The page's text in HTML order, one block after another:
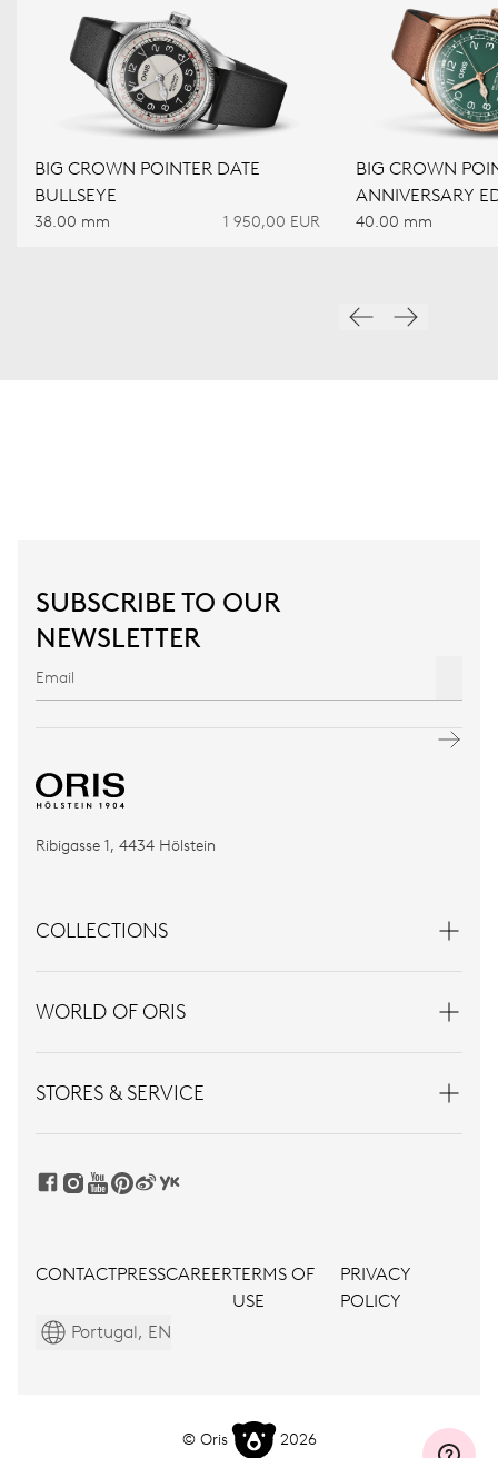
BIG CROWN POINTER DATE
BULLSEYE
38.00 mm 1 950,00 EUR
BIG CROWN
ANNIVERSARY
40.00 mm
SUBSCRIBE TO OUR
NEWSLETTER
Ribigasse 1, 4434 Hölstein
COLLECTIONS
WORLD OF ORIS
STORES & SERVICE
CONTACTPRESSCAREERTERMS OF
USE
PRIVACY
POLICY
Portugal, EN
© Oris 2026